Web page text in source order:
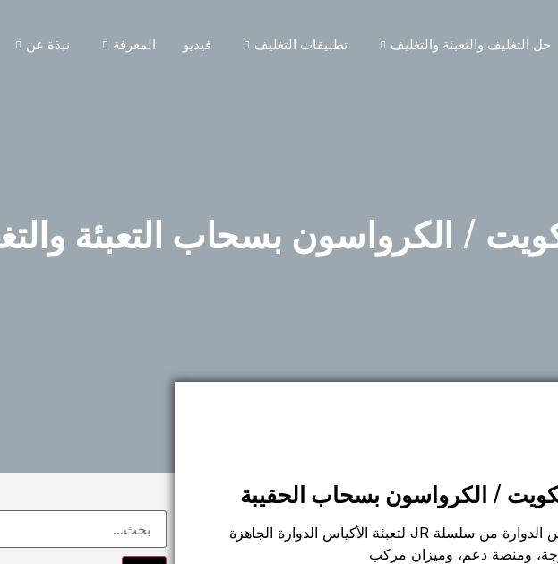
حل التغليف والتعبئة والتغليف تطبيقات التغليف فيديو المعرفة نبذة عن
/ الكرواسون بسحاب التعبئة
/ الكرواسون بسحاب الحقيبة
نظام التعبئة مجهز بماكينة تعبئة الأكياس الدوارة من سلسلة JR لتعبئة الأكياس الدوارة الجاهزة
ومنصة دعم، وميزان مركب